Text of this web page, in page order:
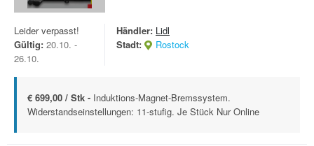
Leider verpasst!
Gültig: 20.10. -
26.10.
Händler: Lidl
Stadt:
Rostock
€ 699,00 / Stk - Induktions-Magnet-Bremssystem.
Widerstandseinstellungen: 11-stufig. Je Stück Nur Online